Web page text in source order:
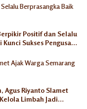
Positif dan Selalu
Sukses Pengusaha
Agus Riyanto Slamet
Limbah Jadi